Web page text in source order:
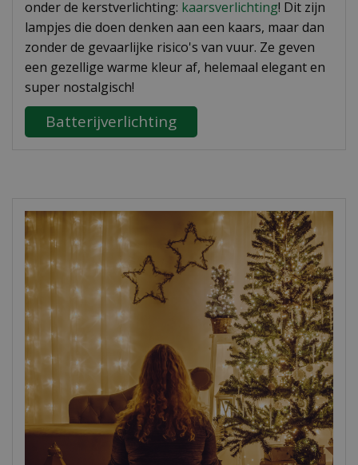
onder de kerstverlichting: kaarsverlichting! Dit zijn
lampjes die doen denken aan een kaars, maar dan
zonder de gevaarlijke risico's van vuur. Ze geven
een gezellige warme kleur af, helemaal elegant en
super nostalgisch!
Batterijverlichting